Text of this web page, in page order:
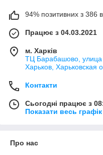
94% позитивних з 386
Працює з 04.03.2021
м. Харків
ТЦ Барабашово, улица
Харьков, Харьковская
Контакти
Сьогодні працює з
Показати весь
Про нас